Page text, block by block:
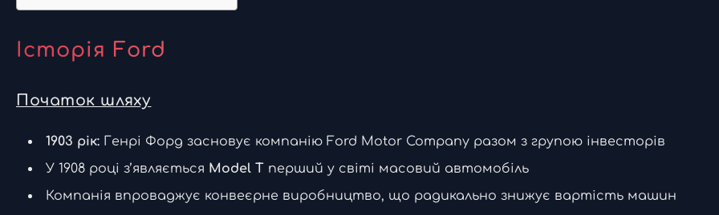
Історія Ford
Початок шляху
1903 рік: Генрі Форд засновує компанію Ford Motor Company разом з групою інвесторів
У 1908 році з’являється Model T перший у світі масовий автомобіль
Компанія впроваджує конвеєрне виробництво, що радикально знижує вартість машин